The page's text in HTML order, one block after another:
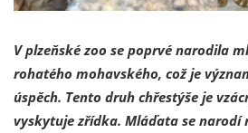
V plzeňské zoo se poprvé narodila
rohatého mohavského, což je
úspěch. Tento druh chřestýše je
vyskytuje zřídka. Mláďata se narodí